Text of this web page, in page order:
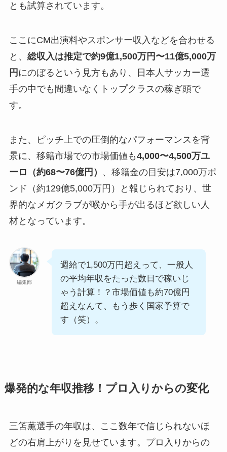
とも試算されています。
ここにCM出演料やスポンサー収入などを合わせる
と、 総収入は推定で約9億1,500万円〜11億5,000万
円 にのぼるという見方もあり、日本人サッカー選
手の中でも間違いなくトップクラスの稼ぎ頭で
す。
また、ピッチ上での圧倒的なパフォーマンスを背
景に、移籍市場での市場価値も4,000〜4,500万ユ
ーロ（約68〜76億円）
、移籍金の目安は7,000万ポ
ンド（約129億5,000万円）と報じられており、世
界的なメガクラブが喉から手が出るほど欲しい人
材となっています。
編集部
週給で1,500万円超えって、一般人
の平均年収をたった数日で稼いじ
ゃう計算！？市場価値も約70億円
超えなんて、もう歩く国家予算で
す（笑）。
爆発的な年収推移！プロ入りからの変化
三笘薫選手の年収は、ここ数年で信じられないほ
どの右肩上がりを見せています。プロ入りからの